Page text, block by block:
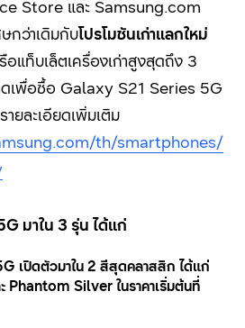
Store และ Samsung.com
กว่าเดิมกับโปรโมชันเก่าแลกใหม่
อแท็บเล็ตเครื่องเก่าสูงสุดถึง 3
เพื่อซื้อ Galaxy S21 Series 5G
ายละเอียดเพิ่มเติม
th/smartphones/
มาใน 3 รุ่น ได้แก่
G เปิดตัวมาใน2 สีสุดคลาสสิก ได้แก่
Phantom Silverในราคาเริ่มต้นที่